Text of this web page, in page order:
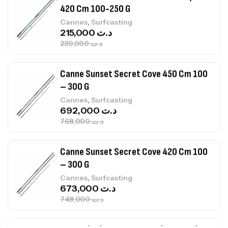
Canne Sunset Secret Cove 450 Cm 100
– 300 G
Cannes,Surfcasting
د.ت692,000
Canne Sunset Secret Cove 420 Cm 100
– 300 G
Cannes,Surfcasting
د.ت
Canne Jigging Sunset Massive Attack
1.83m 120/250gr 30kg
Cannes,Jigging
د.ت340,000